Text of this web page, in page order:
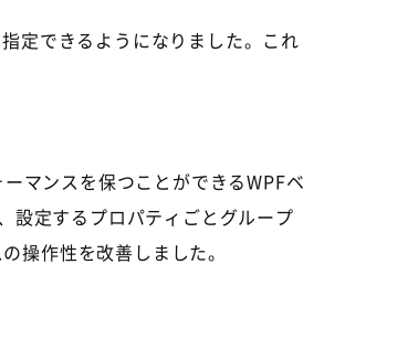
定できるようになりました。これ
マンスを保つことができるWPFベ
設定するプロパティごとグループ
操作性を改善しました。